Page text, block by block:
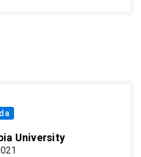
University